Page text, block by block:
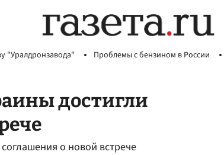
"Уралдронзавода" Проблемы с бензином в России
достигли
о новой встрече